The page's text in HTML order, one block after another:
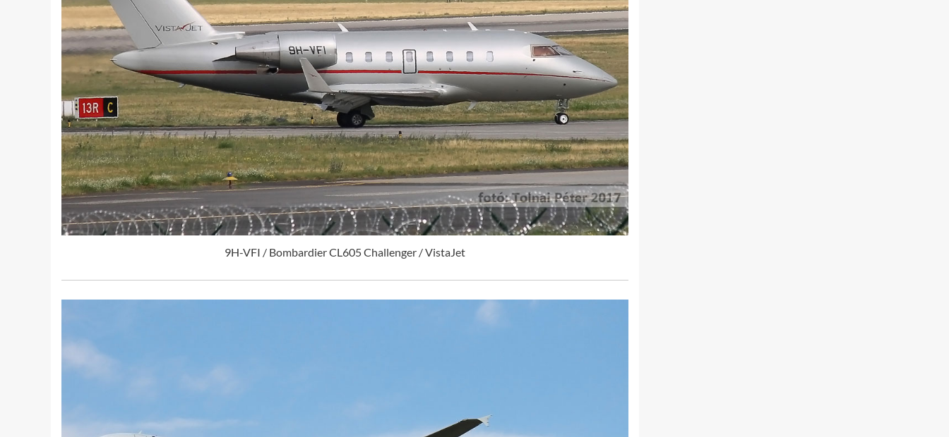
9H-VFI / Bombardier CL605 Challenger / VistaJet